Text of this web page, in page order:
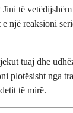
të
një reaksioni
tuaj dhe
plotësisht nga
të mirë.